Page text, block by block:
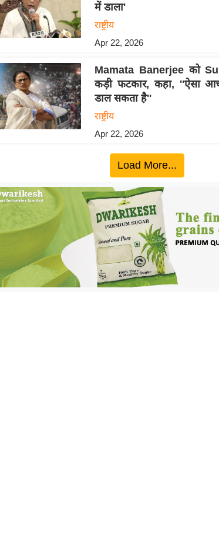
में डाला'
राष्ट्रीय
Apr 22, 2026
Mamata Banerjee को
कड़ी फटकार, कहा, ''ऐसा
डाल सकता है''
राष्ट्रीय
Apr 22, 2026
Load More...